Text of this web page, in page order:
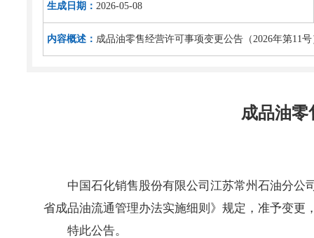
生成日期： 2026-05-08
内容概述： 成品油零售经营许可事项变更公告（2026年第11号
成品油零
中国石化销售股份有限公司江苏常州石油分公
省成品油流通管理办法实施细则》规定，准予变更
特此公告。